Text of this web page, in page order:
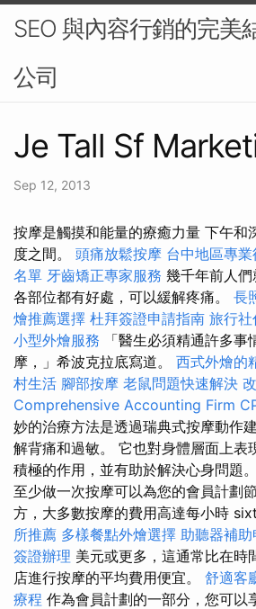
SEO 與內容行銷的完美
公司
Je Tall Sf
Sep 12, 2013
按摩是觸摸和能量的療癒力量 下午和
度之間。 頭痛放鬆按摩 台中地區專業
名單 牙齒矯正專家服務 幾千年前人
各部位都有好處，可以緩解疼痛。 長
燴推薦選擇 杜拜簽證申請指南 旅行社
小型外燴服務 「醫生必須精通許多事
摩，」希波克拉底寫道。 西式外燴的
村生活 腳部按摩 老鼠問題快速解決
Comprehensive Accounting Firm
妙的治療方法是透過瑞典式按摩動作
解背痛和過敏。 它也對身體層面上表
積極的作用，並有助於解決心身問題
至少做一次按摩可以為您的會員計劃
方，大多數按摩的費用高達每小時
所推薦 多樣餐點外燴選擇 助聽器補
簽證辦理 美元或更多，這通常比在時
店進行按摩的平均費用便宜。 舒適客
療程 作為會員計劃的一部分，您可以